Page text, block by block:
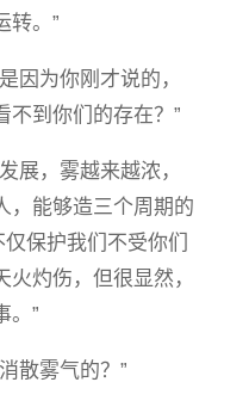
转。”
因为你刚才说的，
不到你们的存在？”
展，雾越来越浓，
，能够造三个周期的
保护我们不受你们
灼伤，但很显然，
。”
散雾气的？”